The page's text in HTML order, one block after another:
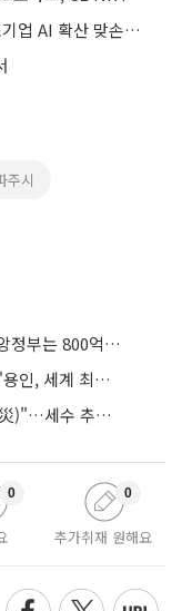
경기테크노파크-시흥산업진흥원, 제조기업 AI 확산 맞손…공동사업 추진
주시
추미애 "소방인건비 1조1000억 중 중앙정부는 800억뿐"
이상일 시장, 다낭 국제무대 올랐다…"용인, 세계 최대 반도체 도시 된다"
경기도의회 국힘 "7조 채무는 인재(人災)"…세수 추계 조작 의혹 제기
0
추가취재 원해요
0